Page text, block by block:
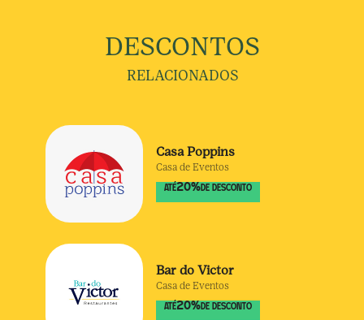
DESCONTOS
RELACIONADOS
Casa Poppins
Casa de Eventos
ATÉ20% DE DESCONTO
Bar do Victor
Casa de Eventos
ATÉ20% DE DESCONTO